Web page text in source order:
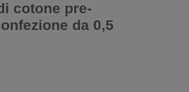
cotone pre-
da 0,5